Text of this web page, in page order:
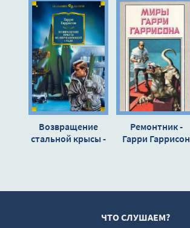
Возвращение
стальной крысы -
Ремонтник -
Гарри Гаррисон
ЧТО СЛУШАЕМ?